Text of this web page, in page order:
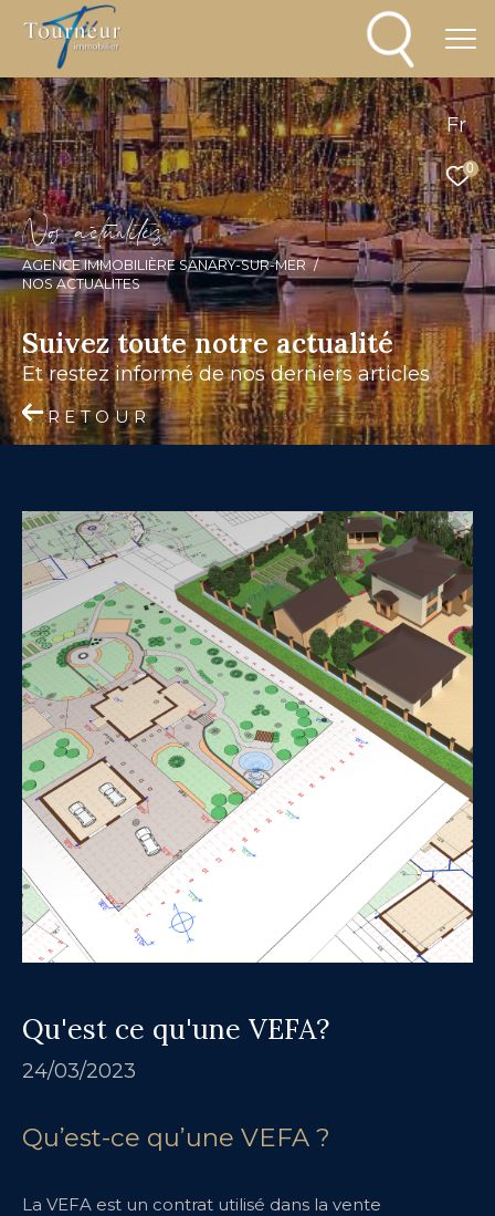
Fr
0
No actuaiés
AGENCE IMMOBILIÈRE SANARY-SUR-MER
NOS ACTUALITES
Suivez toute notre actualité
et restez informé de nos derniers articles
RETOUR
Qu'est ce qu'une VEFA?
24/03/2023
Qu’est-ce qu’une VEFA ?
La VEFA est un contrat utilisé dans la vente